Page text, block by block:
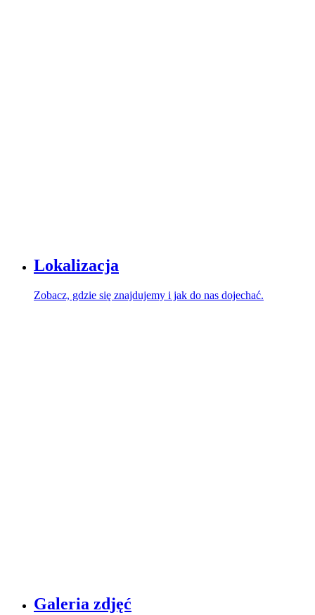
Lokalizacja
Zobacz, gdzie się znajdujemy i jak do nas dojechać.
Galeria zdjęć